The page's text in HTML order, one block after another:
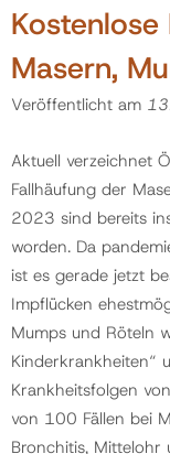
Masern,
Veröffentlicht am
Aktuell verzeichnet
Fallhäufung der
2023 sind bereits
worden. Da
ist es gerade jetzt
Impflücken
Mumps und Röteln
Kinderkrankheiten“
Krankheitsfolgen
von 100 Fällen bei
Bronchitis, Mittelohr